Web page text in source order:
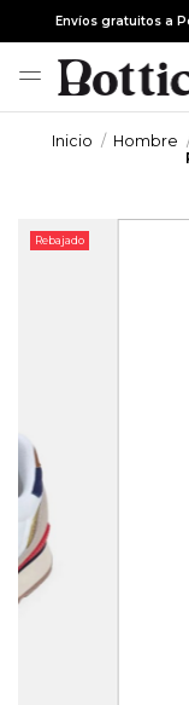
Envíos gratuitos a
Inicio Hombre
Rebajado